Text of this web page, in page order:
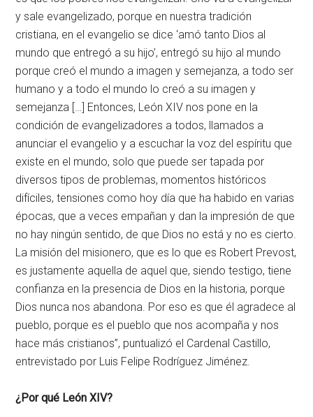
y sale evangelizado, porque en nuestra tradición
cristiana, en el evangelio se dice ‘amó tanto Dios al
mundo que entregó a su hijo’, entregó su hijo al mundo
porque creó el mundo a imagen y semejanza, a todo ser
humano y a todo el mundo lo creó a su imagen y
semejanza […] Entonces, León XIV nos pone en la
condición de evangelizadores a todos, llamados a
anunciar el evangelio y a escuchar la voz del espíritu que
existe en el mundo, solo que puede ser tapada por
diversos tipos de problemas, momentos históricos
difíciles, tensiones como hoy día que ha habido en varias
épocas, que a veces empañan y dan la impresión de que
no hay ningún sentido, de que Dios no está y no es cierto.
La misión del misionero, que es lo que es Robert Prevost,
es justamente aquella de aquel que, siendo testigo, tiene
confianza en la presencia de Dios en la historia, porque
Dios nunca nos abandona. Por eso es que él agradece al
pueblo, porque es el pueblo que nos acompaña y nos
hace más cristianos”, puntualizó el Cardenal Castillo,
entrevistado por Luis Felipe Rodríguez Jiménez.
¿Por qué León XIV?